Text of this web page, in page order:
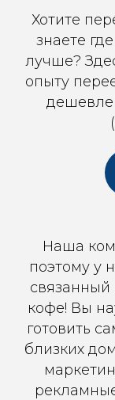
Хотите
знаете
лучше?
опыту
дешевле
Наша
поэтому у
кофе! Вы
готовить
близких